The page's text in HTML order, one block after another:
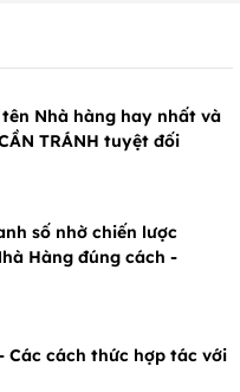
Nhà hàng hay nhất và
TRÁNH tuyệt đối
số nhờ chiến lược
Hàng đúng cách -
Các cách thức hợp tác với